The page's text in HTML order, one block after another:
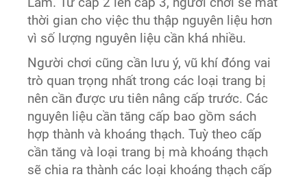
thời gian cho việc thu thập nguyên liệu hơn
vì số lượng nguyên liệu cần khá nhiều.
Người chơi cũng cần lưu ý, vũ khí đóng vai
trò quan trọng nhất trong các loại trang bị
nên cần được ưu tiên nâng cấp trước. Các
nguyên liệu cần tăng cấp bao gồm sách
hợp thành và khoáng thạch. Tuỳ theo cấp
cần tăng và loại trang bị mà khoáng thạch
sẽ chia ra thành các loại khoáng thạch cấp